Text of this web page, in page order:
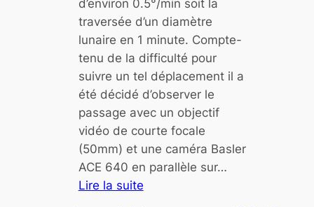
t
é
r
o
ï
d
e
(
5
1
d’environ 0.5°/min soit la
traversée d’un diamètre
lunaire en 1 minute. Compte-
tenu de la difficulté pour
suivre un tel déplacement il a
été décidé d’observer le
passage avec un objectif
vidéo de courte focale
(50mm) et une caméra Basler
ACE 640 en parallèle sur…
Lire la suite